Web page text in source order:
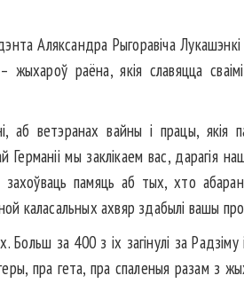
Аляксандра Рыгоравіча
раёна, якія славяцца
аб ветэранах вайны і працы, якія
мы заклікаем вас, дарагія
памяць аб тых, хто
каласальных ахвяр здабылі вашы
за 400 з іх загінулі за Радзіму
пра гета, пра спаленыя разам з